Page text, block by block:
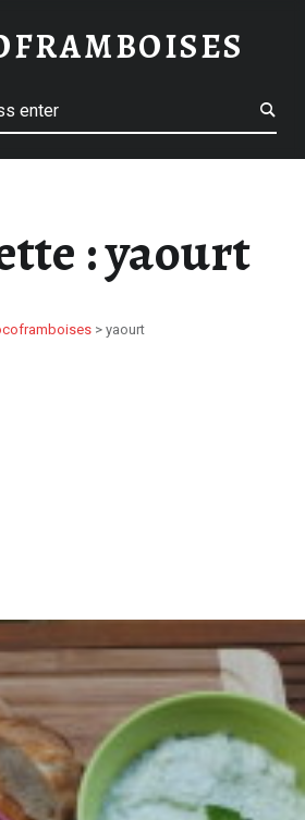
:yaourt
> yaourt